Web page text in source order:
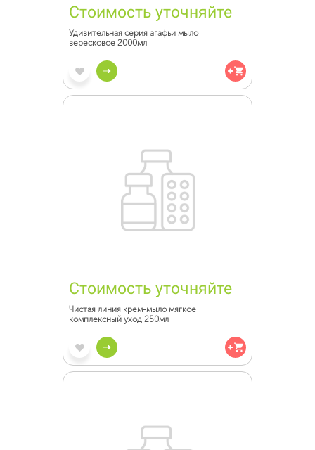
Стоимость уточняйте
Удивительная серия агафьи мыло
вересковое 2000мл
Стоимость уточняйте
Чистая линия крем-мыло мягкое
комплексный уход 250мл